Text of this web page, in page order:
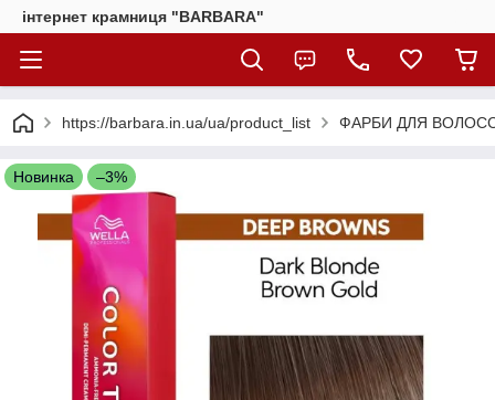
інтернет крамниця "BARBARA"
https://barbara.in.ua/ua/product_list ФАРБИ ДЛЯ
Новинка –3%